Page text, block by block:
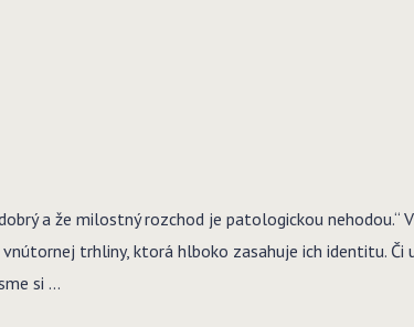
a že milostný rozchod je patologickou nehodou.“
trhliny, ktorá hlboko zasahuje ich identitu. Či
si …